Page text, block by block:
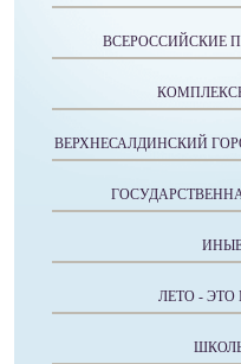
ВСЕРОССИЙСКИЕ
ВЕРХНЕСАЛДИНСКИЙ
ЛЕТО -